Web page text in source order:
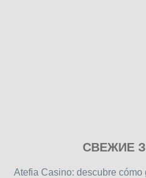
free
СВЕЖИЕ
Atefia Casino: descubre